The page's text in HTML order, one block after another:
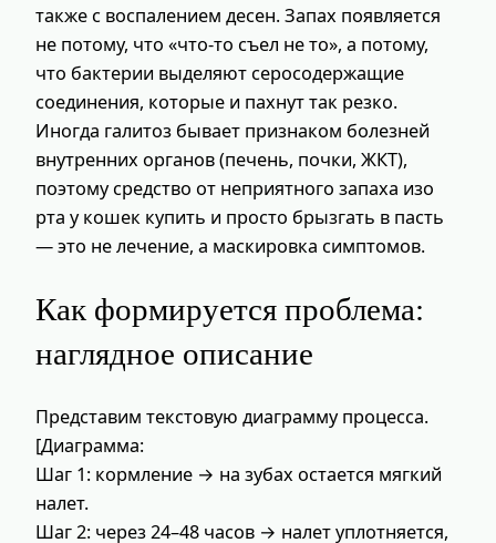
также с воспалением десен. Запах появляется
не потому, что «что‑то съел не то», а потому,
что бактерии выделяют серосодержащие
соединения, которые и пахнут так резко.
Иногда галитоз бывает признаком болезней
внутренних органов (печень, почки, ЖКТ),
поэтому средство от неприятного запаха изо
рта у кошек купить и просто брызгать в пасть
— это не лечение, а маскировка симптомов.
Как формируется проблема:
наглядное описание
Представим текстовую диаграмму процесса.
[Диаграмма:
Шаг 1: кормление → на зубах остается мягкий
налет.
Шаг 2: через 24–48 часов → налет уплотняется,